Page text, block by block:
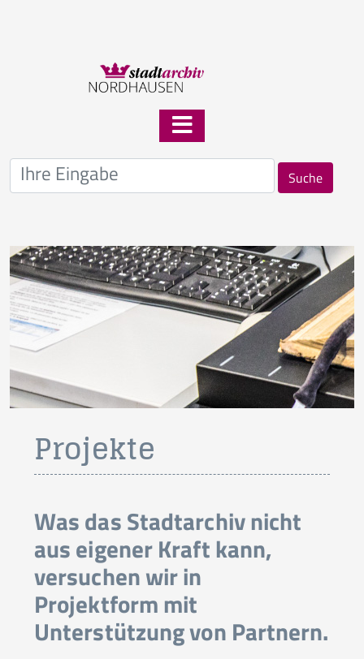
Suche
Projekte
Was das Stadtarchiv nicht
aus eigener Kraft kann,
versuchen wir in
Projektform mit
Unterstützung von Partnern.